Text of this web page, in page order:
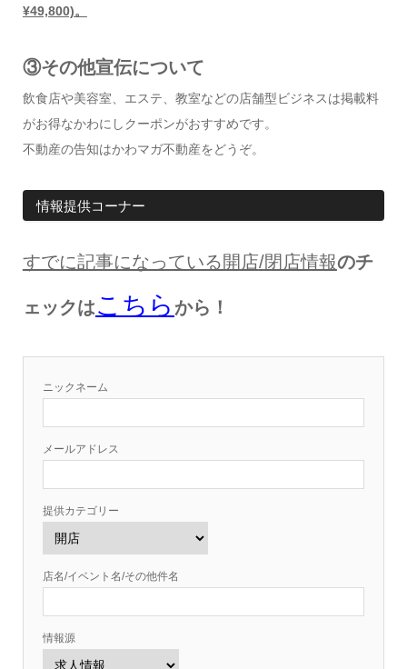
¥49,800)。
③その他宣伝について
飲食店や美容室、エステ、教室などの店舗型ビジネスは掲載料
がお得なかわにしクーポンがおすすめです。
不動産の告知はかわマガ不動産をどうぞ。
情報提供コーナー
すでに記事になっている開店/閉店情報のチ
ェックはこちら から！
ニックネーム
メールアドレス
提供カテゴリー
店名/イベント名/その他件名
情報源